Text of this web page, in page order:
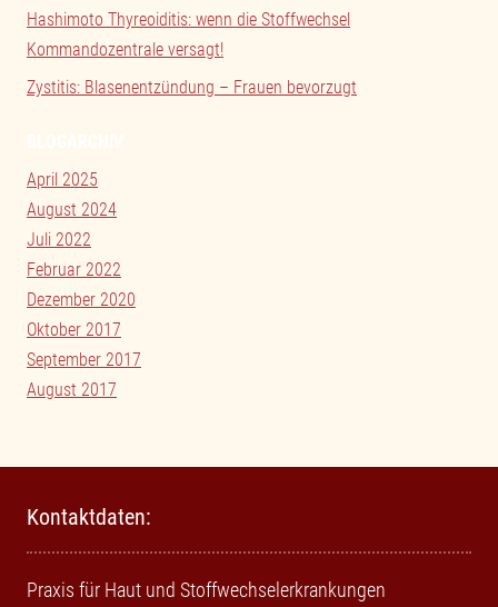
Hashimoto Thyreoiditis: wenn die Stoffwechsel
Kommandozentrale versagt!
Zystitis: Blasenentzündung – Frauen bevorzugt
April 2025
August 2024
Juli 2022
Februar 2022
Dezember 2020
Oktober 2017
September 2017
August 2017
Kontaktdaten:
Praxis für Haut und Stoffwechselerkrankungen